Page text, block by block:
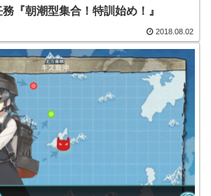
務『朝潮型集合！特訓始め！』
2018.08.02